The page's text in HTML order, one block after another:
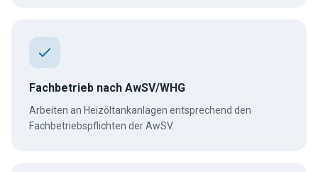
Fachbetrieb nach AwSV/WHG
Arbeiten an Heizöltankanlagen entsprechend den
Fachbetriebspflichten der AwSV.